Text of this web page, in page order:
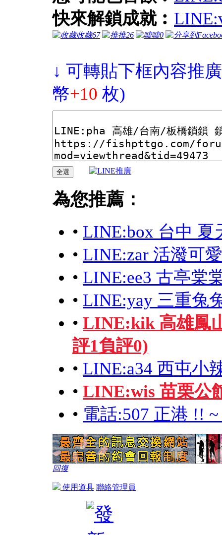
快來解鎖成就︰
收藏67 推26 噓0
↓ 可轉貼下框內容推
幣+10 枚)
為您推薦：
• LINE:box 台中 夏
• LINE:zar 活潑可
• LINE:ee3 古亭棠
• LINE:yay 三重兔
• LINE:kik 高雄鳳
評1負評0)
• LINE:a34 西屯小
• LINE:wis 苗栗公
• 電話:507 正港 !!
回復
使用道具 聯絡管理員